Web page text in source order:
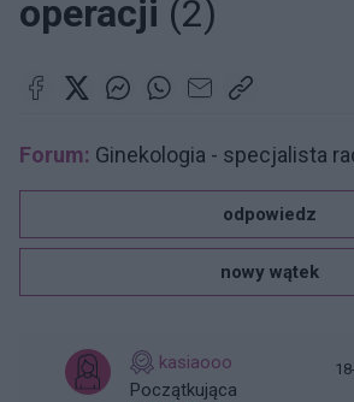
operacji (2)
Forum: Ginekologia - specjalista
odpowiedz
nowy wątek
kasiaooo
Początkująca